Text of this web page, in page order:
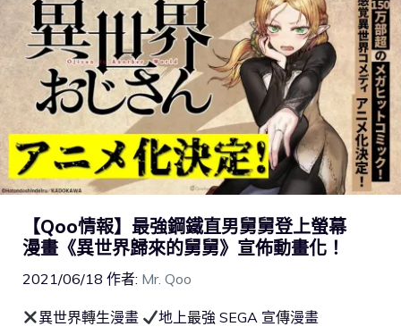
【Qoo情報】最強鋼鐵直男舅舅登上螢幕
漫畫《異世界歸來的舅舅》宣佈動畫化！
2021/06/18 作者: Mr. Qoo
異世界轉生漫畫 地上最強 SEGA 宣傳漫畫